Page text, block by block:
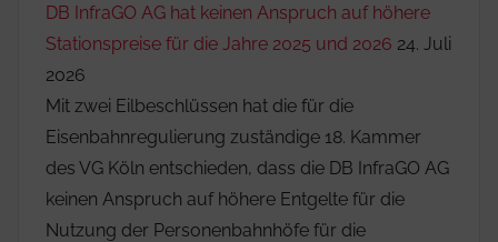
DB InfraGO AG hat keinen Anspruch auf höhere
Stationspreise für die Jahre 2025 und 2026 24. Juli
2026
Mit zwei Eilbeschlüssen hat die für die
Eisenbahnregulierung zuständige 18. Kammer
des VG Köln entschieden, dass die DB InfraGO AG
keinen Anspruch auf höhere Entgelte für die
Nutzung der Personenbahnhöfe für die